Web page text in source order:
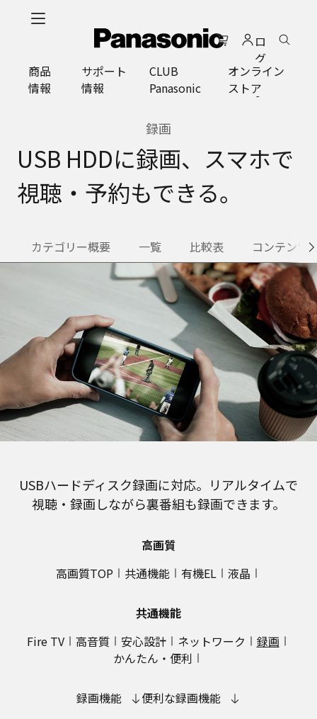
ロ
グ
イ
ン
商品
情報
サポート
情報
CLUB
Panasonic
オンライン
ストア
録画
USB HDDに録画、スマホで
視聴・予約もできる。
カテゴリー概要 一覧 比較表 コンテンツ
USBハードディスク録画に対応。リアルタイムで
視聴・録画しながら裏番組も録画できます。
高画質
高画質TOP
共通機能 有機EL 液晶
共通機能
Fire TV
高音質 安心設計 ネットワーク
録画
かんたん・便利
録画機能 便利な録画機能